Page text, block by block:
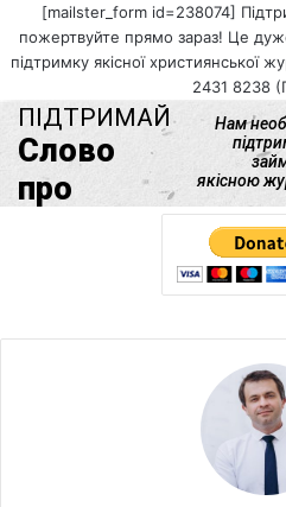
[mailster_form id=238074]
пожертвуйте прямо зараз! Це
підтримку якісної християнської
2431 8238